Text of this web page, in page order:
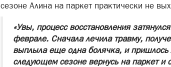
сезоне Алина на паркет практически не
«Увы, процесс восстановления
феврале. Сначала лечила травму,
выплыла еще одна болячка, и пришлось
следующем сезоне вернусь на паркет и